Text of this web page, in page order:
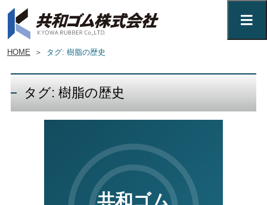
HOME ＞ タグ: 樹脂の歴史
タグ: 樹脂の歴史